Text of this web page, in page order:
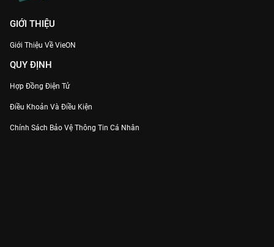
GIỚI THIỆU
Giới Thiệu Về VieON
QUY ĐỊNH
Hợp Đồng Điện Tử
Điều Khoản Và Điều Kiện
Chính Sách Bảo Vệ Thông Tin Cá Nhân